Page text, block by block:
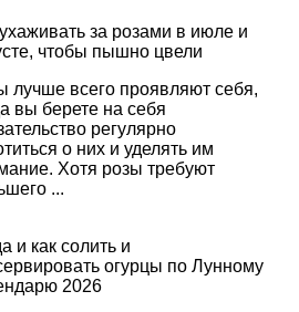
за розами в июле и
чтобы пышно цвели
лучше всего проявляют себя,
вы берете на себя
регулярно
о них и уделять им
Хотя розы требуют
...
и как солить и
огурцы по Лунному
2026